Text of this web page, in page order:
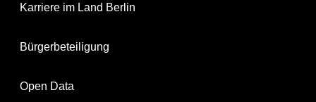
Karriere im Land Berlin
Bürgerbeteiligung
Open Data